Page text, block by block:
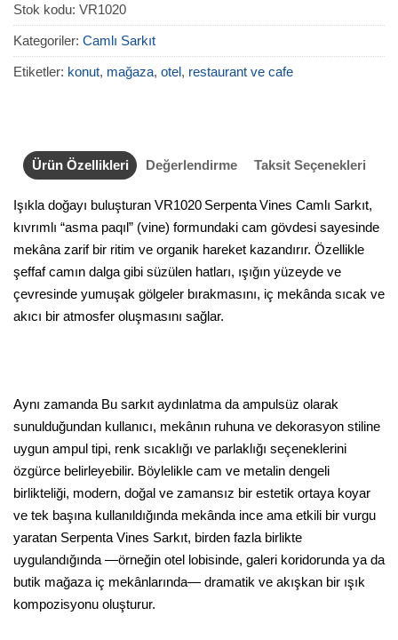
Stok kodu: VR1020
Kategoriler: Camlı Sarkıt
Etiketler: konut, mağaza, otel, restaurant ve cafe
Ürün Özellikleri Değerlendirme Taksit Seçenekleri
Işıkla doğayı buluşturan VR1020 Serpenta Vines Camlı Sarkıt,
kıvrımlı “asma paqıl” (vine) formundaki cam gövdesi sayesinde
mekâna zarif bir ritim ve organik hareket kazandırır. Özellikle
şeffaf camın dalga gibi süzülen hatları, ışığın yüzeyde ve
çevresinde yumuşak gölgeler bırakmasını, iç mekânda sıcak ve
akıcı bir atmosfer oluşmasını sağlar.
Aynı zamanda Bu sarkıt aydınlatma da ampulsüz olarak
sunulduğundan kullanıcı, mekânın ruhuna ve dekorasyon stiline
uygun ampul tipi, renk sıcaklığı ve parlaklığı seçeneklerini
özgürce belirleyebilir. Böylelikle cam ve metalin dengeli
birlikteliği, modern, doğal ve zamansız bir estetik ortaya koyar
ve tek başına kullanıldığında mekânda ince ama etkili bir vurgu
yaratan Serpenta Vines Sarkıt, birden fazla birlikte
uygulandığında —örneğin otel lobisinde, galeri koridorunda ya da
butik mağaza iç mekânlarında— dramatik ve akışkan bir ışık
kompozisyonu oluşturur.